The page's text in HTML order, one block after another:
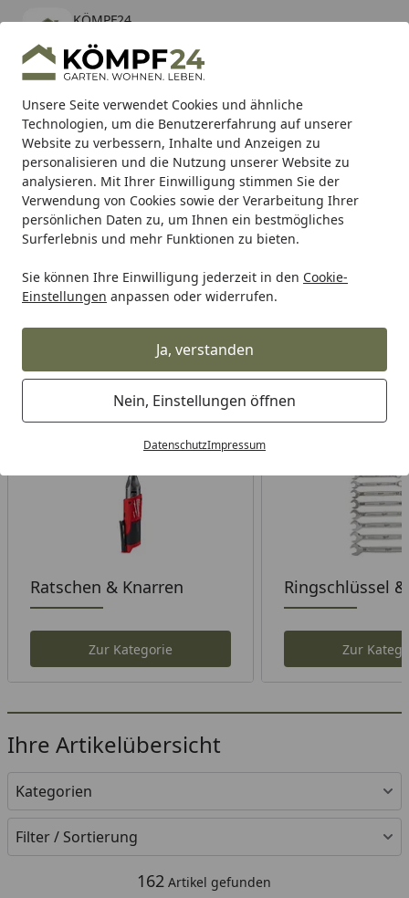
Unsere Seite verwendet Cookies und ähnliche
Technologien, um die Benutzererfahrung auf unserer
Website zu verbessern, Inhalte und Anzeigen zu
personalisieren und die Nutzung unserer Website zu
analysieren. Mit Ihrer Einwilligung stimmen Sie der
Verwendung von Cookies sowie der Verarbeitung Ihrer
persönlichen Daten zu, um Ihnen ein bestmögliches
Surferlebnis und mehr Funktionen zu bieten.
Sie können Ihre Einwilligung jederzeit in den Cookie-
Einstellungen anpassen oder widerrufen.
Ja, verstanden
Nein, Einstellungen öffnen
DatenschutzImpressum
KÖMPF24
kostenlos - Im App Store
Hotline
Alle Produkte
Mein Konto
Suchen
Karibu Pools inkl. gratis Sandfilteranlage & Pool-
Starterset (Gesamtwert bis 468,99€)
Startseite
Maschinen & Werkstatt Handwerkzeuge Steckschlüssel
Steckschlüssel &
Schraubenschlüssel
Wählen Sie Ihre Wunschkategorie
Ratschen & Knarren
Zur Kategorie
Ringschlüssel &
Gabelschlüssel
Zur
Ihre Artikelübersicht
Kategorien
Filter / Sortierung
162 Artikel gefunden